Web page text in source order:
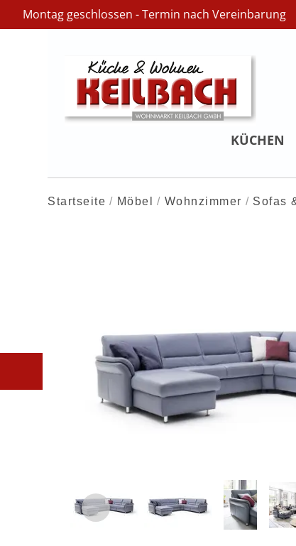
Montag geschlossen - Termin nach Vereinbarung
KÜCHEN
Startseite Möbel Wohnzimmer Sofas